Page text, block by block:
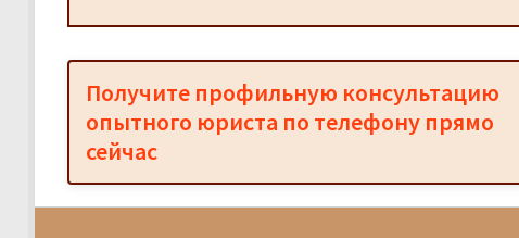
Получите профильную консультацию
опытного юриста по телефону прямо
сейчас